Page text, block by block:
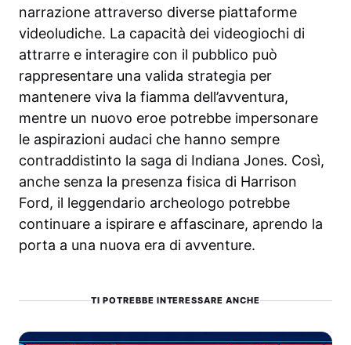
narrazione attraverso diverse piattaforme
videoludiche. La capacità dei videogiochi di
attrarre e interagire con il pubblico può
rappresentare una valida strategia per
mantenere viva la fiamma dell’avventura,
mentre un nuovo eroe potrebbe impersonare
le aspirazioni audaci che hanno sempre
contraddistinto la saga di Indiana Jones. Così,
anche senza la presenza fisica di Harrison
Ford, il leggendario archeologo potrebbe
continuare a ispirare e affascinare, aprendo la
porta a una nuova era di avventure.
TI POTREBBE INTERESSARE ANCHE